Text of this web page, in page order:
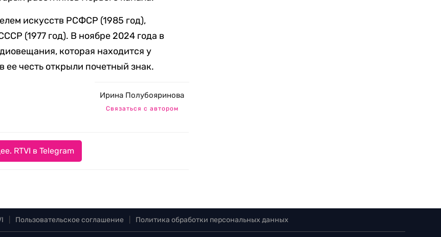
искусств РСФСР (1985 год),
(1977 год). В ноябре 2024 года в
которая находится у
честь открыли почетный знак.
Ирина Полубояринова
Связаться с автором
RTVI в Telegram
Пользовательское соглашение Политика обработки персональных данных